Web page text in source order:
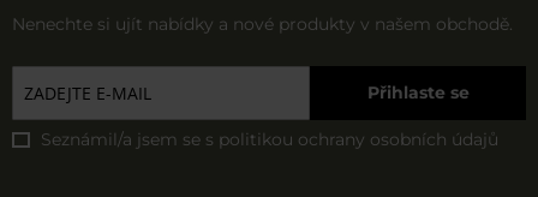
Nenechte si ujít nabídky a nové produkty v našem obchodě.
Přihlaste se
Seznámil/a jsem se s politikou ochrany osobních údajů